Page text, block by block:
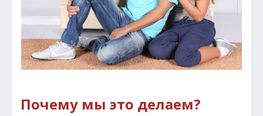
Почему мы это делаем?